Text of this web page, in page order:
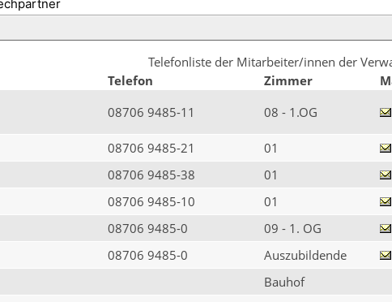
Telefonliste der Mitarbeiter/innen der
Telefon Zimmer
08706 9485-11 08 - 1.OG
08706 9485-21 01
08706 9485-38 01
08706 9485-10 01
08706 9485-0 09 - 1. OG
08706 9485-0 Auszubildende
Bauhof